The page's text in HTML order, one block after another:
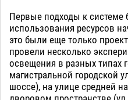
Первые подходы к системе
использования ресурсов
это были еще только
провели несколько
освещения в разных типах
магистральной городской
шоссе), на улице средней